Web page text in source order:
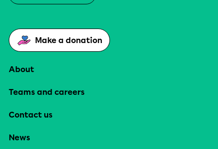
Make a donation
About
Teams and careers
Contact us
News